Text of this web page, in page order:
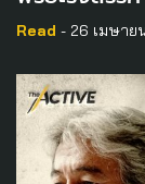
Read - 26 เมษาย